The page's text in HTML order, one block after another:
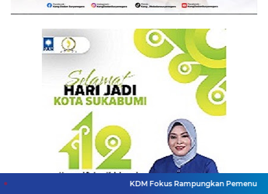
KDM Fokus Rampungkan Pemenuhan Layanan